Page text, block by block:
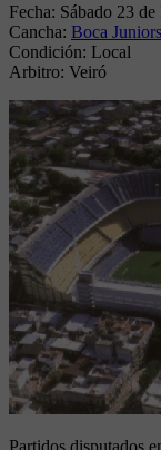
Fecha: Sábado 23
Cancha: Boca Juniors
Condición: Local
Arbitro: Veiró
Partidos disputados